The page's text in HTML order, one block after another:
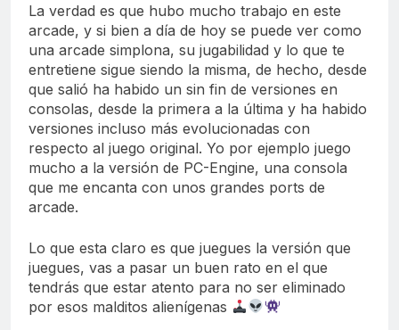
La verdad es que hubo mucho trabajo en este
arcade, y si bien a día de hoy se puede ver como
una arcade simplona, su jugabilidad y lo que te
entretiene sigue siendo la misma, de hecho, desde
que salió ha habido un sin fin de versiones en
consolas, desde la primera a la última y ha habido
versiones incluso más evolucionadas con
respecto al juego original. Yo por ejemplo juego
mucho a la versión de PC-Engine, una consola
que me encanta con unos grandes ports de
arcade.
Lo que esta claro es que juegues la versión que
juegues, vas a pasar un buen rato en el que
tendrás que estar atento para no ser eliminado
por esos malditos alienígenas